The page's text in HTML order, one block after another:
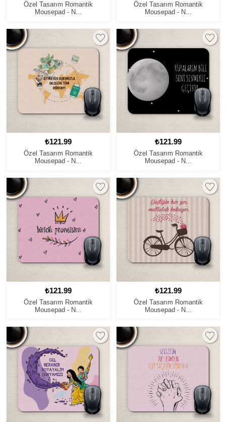
Özel Tasarım Romantik
Mousepad - N...
Özel Tasarım Romantik
Mousepad - N...
₺121.99
Özel Tasarım Romantik
Mousepad - N...
₺121.99
Özel Tasarım Romantik
Mousepad - N...
₺121.99
Özel Tasarım Romantik
Mousepad - N...
₺121.99
Özel Tasarım Romantik
Mousepad - N...